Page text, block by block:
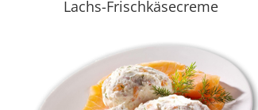
Lachs-Frischkäsecreme